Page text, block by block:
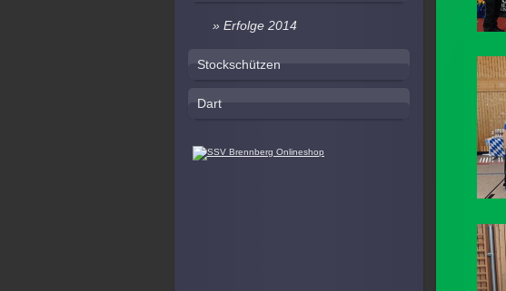
Erfolge 2014
Stockschützen
Dart